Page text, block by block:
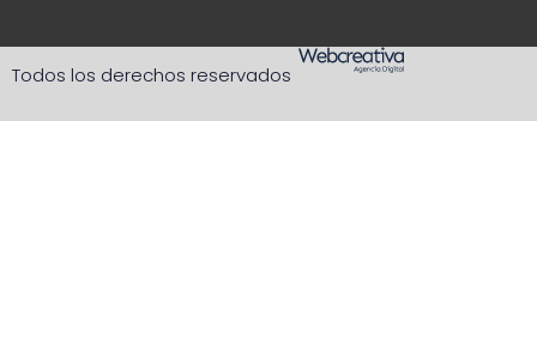
Todos los derechos reservados